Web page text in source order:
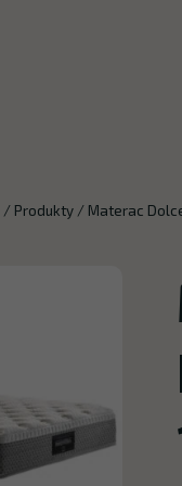
/Produkty / Materac